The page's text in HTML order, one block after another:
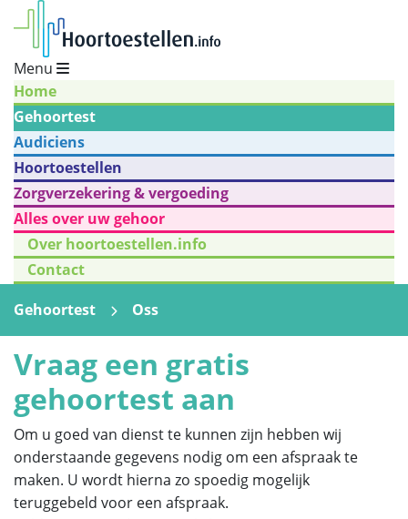
Menu
Home
Gehoortest
Audiciens
Hoortoestellen
Zorgverzekering & vergoeding
Alles over uw gehoor
Over hoortoestellen.info
Contact
Gehoortest
Oss
Vraag een gratis
gehoortest aan
Om u goed van dienst te kunnen zijn hebben wij
onderstaande gegevens nodig om een afspraak te
maken. U wordt hierna zo spoedig mogelijk
teruggebeld voor een afspraak.